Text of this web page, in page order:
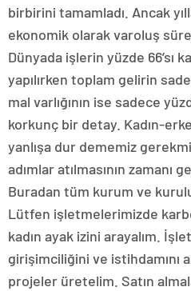
birbirini tamamladı. Ancak
ekonomik olarak varoluş
Dünyada işlerin yüzde 66’sı
yapılırken toplam gelirin
mal varlığının ise sadece
korkunç bir detay. Kadın-
yanlışa dur dememiz
adımlar atılmasının zamanı
Buradan tüm kurum ve
Lütfen işletmelerimizde
kadın ayak izini arayalım.
girişimciliğini ve istihdamını
projeler üretelim. Satın